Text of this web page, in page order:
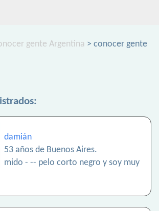
gente Argentina > conocer gente
damián
53 años de Buenos Aires.
mido - -- pelo corto negro y soy muy